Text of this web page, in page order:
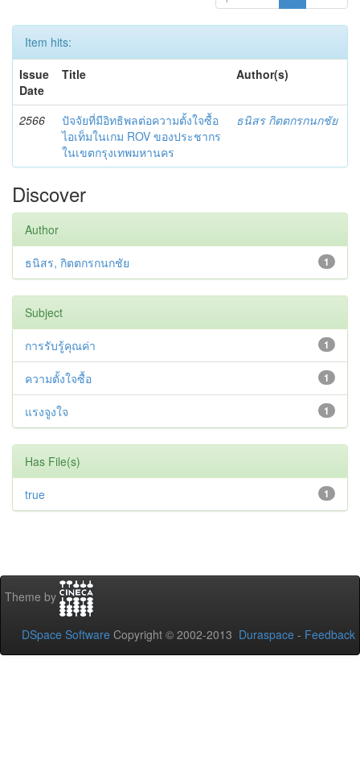
Item hits:
Issue
Date
Title Author(s)
2566
ปัจจัยที่มีอิทธิพลต่อความตั้งใจซื้อ
ไอเท็มในเกม ROV ของประชากร
ในเขตกรุงเทพมหานคร
ธนิสร กิตตกรกนกชัย
Discover
Author
1
ธนิสร, กิตตกรกนกชัย
Subject
1
การรับรู้คุณค่า
1
ความตั้งใจซื้อ
1
แรงจูงใจ
Has File(s)
1
true
Theme by
DSpace Software Copyright © 2002-2013 Duraspace - Feedback